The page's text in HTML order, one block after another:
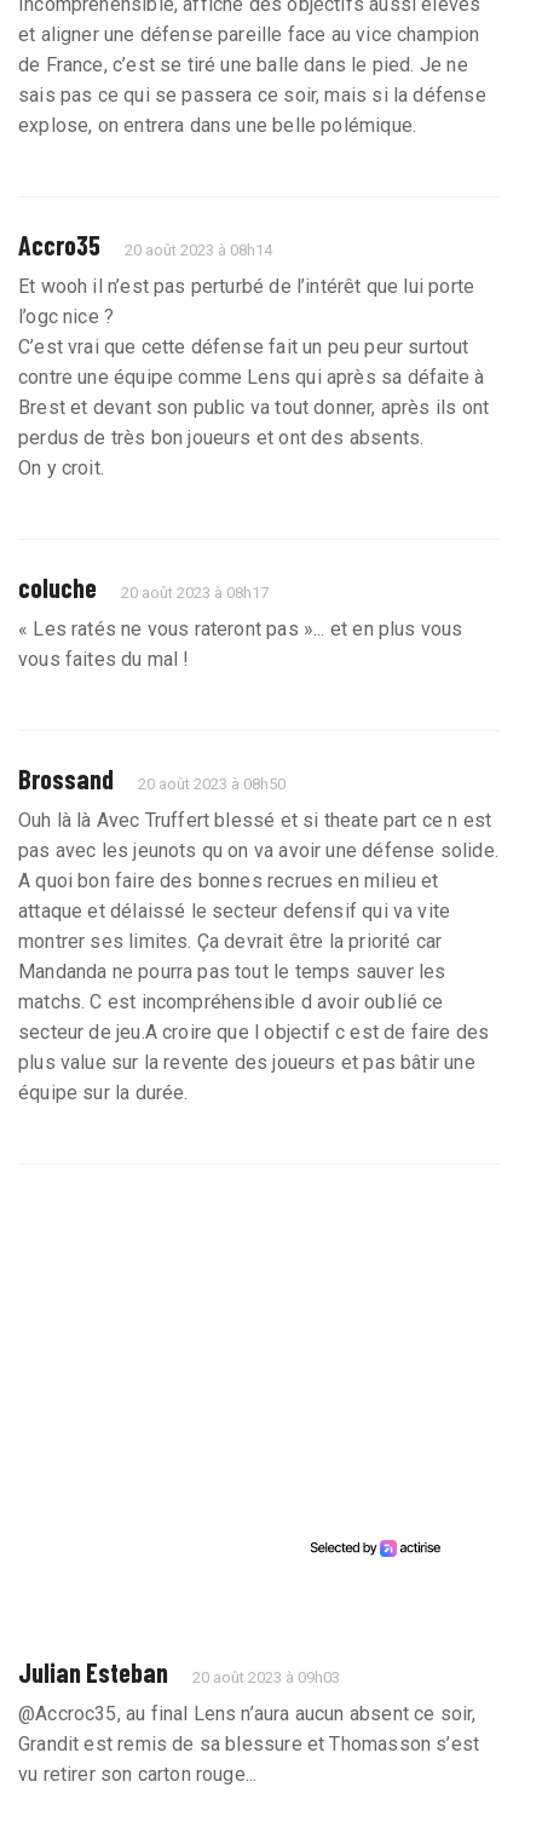
et aligner une défense pareille face au vice champion
de France, c’est se tiré une balle dans le pied. Je ne
sais pas ce qui se passera ce soir, mais si la défense
explose, on entrera dans une belle polémique.
Accro35 20 août 2023 à 08h14
Et wooh il n’est pas perturbé de l’intérêt que lui porte
l’ogc nice ?
C’est vrai que cette défense fait un peu peur surtout
contre une équipe comme Lens qui après sa défaite à
Brest et devant son public va tout donner, après ils ont
perdus de très bon joueurs et ont des absents.
On y croit.
coluche 20 août 2023 à 08h17
« Les ratés ne vous rateront pas »... et en plus vous
vous faites du mal !
Brossand 20 août 2023 à 08h50
Ouh là là Avec Truffert blessé et si theate part ce n est
pas avec les jeunots qu on va avoir une défense solide.
A quoi bon faire des bonnes recrues en milieu et
attaque et délaissé le secteur defensif qui va vite
montrer ses limites. Ça devrait être la priorité car
Mandanda ne pourra pas tout le temps sauver les
matchs. C est incompréhensible d avoir oublié ce
secteur de jeu.A croire que l objectif c est de faire des
plus value sur la revente des joueurs et pas bâtir une
équipe sur la durée.
Julian Esteban 20 août 2023 à 09h03
@Accroc35, au final Lens n’aura aucun absent ce soir,
Grandit est remis de sa blessure et Thomasson s’est
vu retirer son carton rouge...